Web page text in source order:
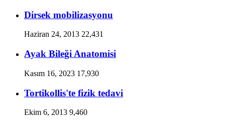
Dirsek mobilizasyonu
Haziran 24, 2013 22,431
Ayak Bileği Anatomisi
Kasım 16, 2023 17,930
Tortikollis'te fizik tedavi
Ekim 6, 2013 9,460